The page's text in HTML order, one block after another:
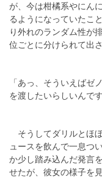
が、今は柑橘系やにん
るようになっていたこ
り外れのランダム性が
位ごとに分けられて出
「あっ、そういえば
を渡したいらしいんで
そうしてダリルとほ
ュースを飲んで一息つ
か少し踏み込んだ発言
せたが、彼女の様子を